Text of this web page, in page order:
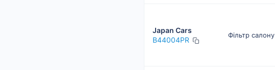
Japan Cars
B44004PR
Фільтр салону